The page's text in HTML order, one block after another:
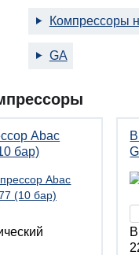
Компрессоры
GA
Abac
бар)